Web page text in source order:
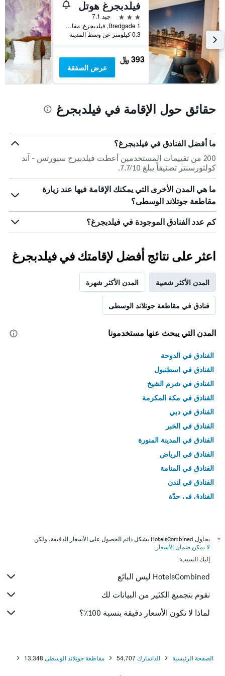
أيام
الأسبوع.
يتضمن
المخطط
التالي
1
محور
Y
الذي
سعر
غرفة
فيلدبجرغ هوتل
3 نجوم
جيد 7.1
Bredgade 1, فيلدبجرغ, مقاطعة جوتلاند الوسطى, الدانمارك
0.3 كيلومتر عن وسط المدينة
393 ﷼
عرض الصفقة
حقائق حول الإقامة في فيلدبجرغ
ما أفضل الفنادق في فيلدبجرغ؟
200 من تقييمات المستخدمين أعطت فيلدبيرج سبورتس - آند
كولتورسنتر تصنيفاً يبلغ 7.7/10.
ما هي المدن الأخرى التي يمكنك الإقامة فيها عند زيارة
مقاطعة جوتلاند الوسطى؟
كم عدد الفنادق الموجودة في فيلدبجرغ؟
اعثر على نتائج أفضل لإقامتك في فيلدبجرغ
المدن الأكثر شعبية المدن الأكثر شهرة
فنادق في مقاطعة جوتلاند الوسطى
المدن التي يبحث عنها مستخدمونا
الفنادق في الدوحة
الفنادق في اسطنبول
الفنادق في شرم الشيخ
الفنادق في مكة المكرمة
الفنادق في دبي
الفنادق في الخبر
الفنادق في المدينة المنورة
الفنادق في الرياض
الفنادق في المنامة
الفنادق في لندن
الفنادق في جدّة
*
يحاول HotelsCombined بشكل دائم الحصول على الأسعار الدقيقة، ولكن
لا يمكن ضمان الأسعار .
إليك السبب:
HotelsCombined ليس البائع
نقوم بتجميع الكثير من البيانات لك
لماذا لا تكون الأسعار دقيقة بنسبة 100٪؟
الصفحة الرئيسية الدانمارك 54,707 مقاطعة جوتلاند الوسطى 13,348